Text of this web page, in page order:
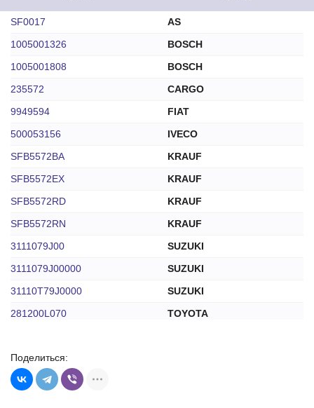
SF0017
AS
1005001326
BOSCH
1005001808
BOSCH
235572
CARGO
9949594
FIAT
500053156
IVECO
SFB5572BA
KRAUF
SFB5572EX
KRAUF
SFB5572RD
KRAUF
SFB5572RN
KRAUF
3111079J00
SUZUKI
3111079J00000
SUZUKI
31110T79J0000
SUZUKI
281200L070
TOYOTA
59-78614-1W
328N10139Z
Поделиться: